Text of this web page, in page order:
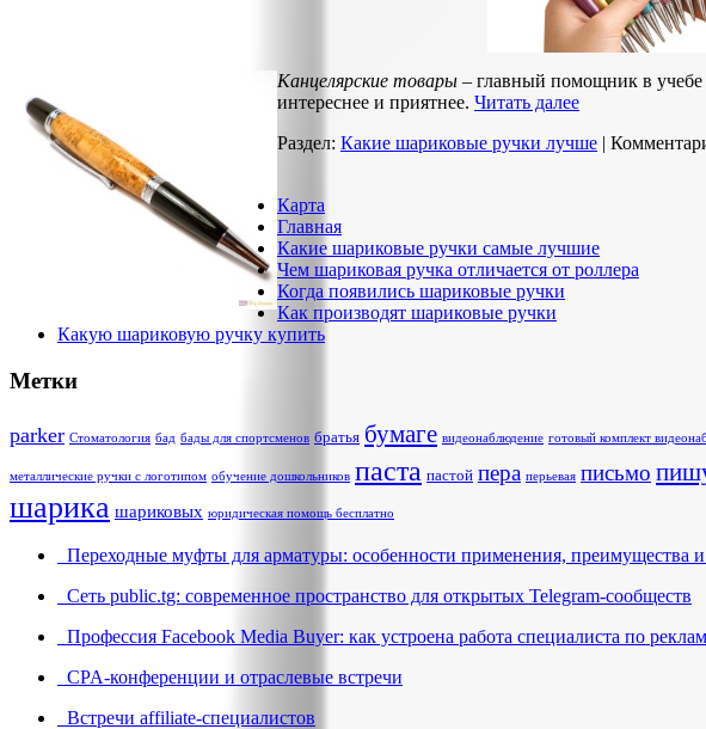
Канцелярские товары – главный помощник в учебе
интереснее и приятнее. Читать далее
Раздел: Какие шариковые ручки лучше |
Карта
Главная
Какие шариковые ручки самые лучшие
Чем шариковая ручка отличается от роллера
Когда появились шариковые ручки
Как производят шариковые ручки
Какую шариковую ручку купить
Метки
parker Стоматология бад бады для спортсменов братья бумаге видеонаблюдение готовый комплект
металлические ручки с логотипом обучение дошкольников паста пастой пера перьевая письмо
шарика шариковых юридическая помощь бесплатно
Переходные муфты для арматуры: особенности применения, преимущества
Сеть public.tg: современное пространство для открытых Telegram-сообществ
Профессия Facebook Media Buyer: как устроена работа специалиста по
CPA-конференции и отраслевые встречи
Встречи affiliate-специалистов